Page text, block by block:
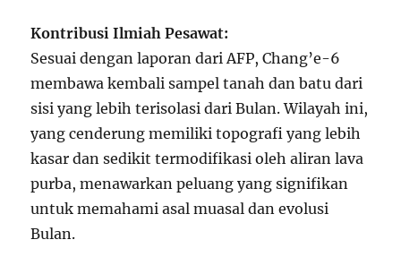
Kontribusi Ilmiah Pesawat:
Sesuai dengan laporan dari AFP, Chang’e-6
membawa kembali sampel tanah dan batu dari
sisi yang lebih terisolasi dari Bulan. Wilayah ini,
yang cenderung memiliki topografi yang lebih
kasar dan sedikit termodifikasi oleh aliran lava
purba, menawarkan peluang yang signifikan
untuk memahami asal muasal dan evolusi
Bulan.